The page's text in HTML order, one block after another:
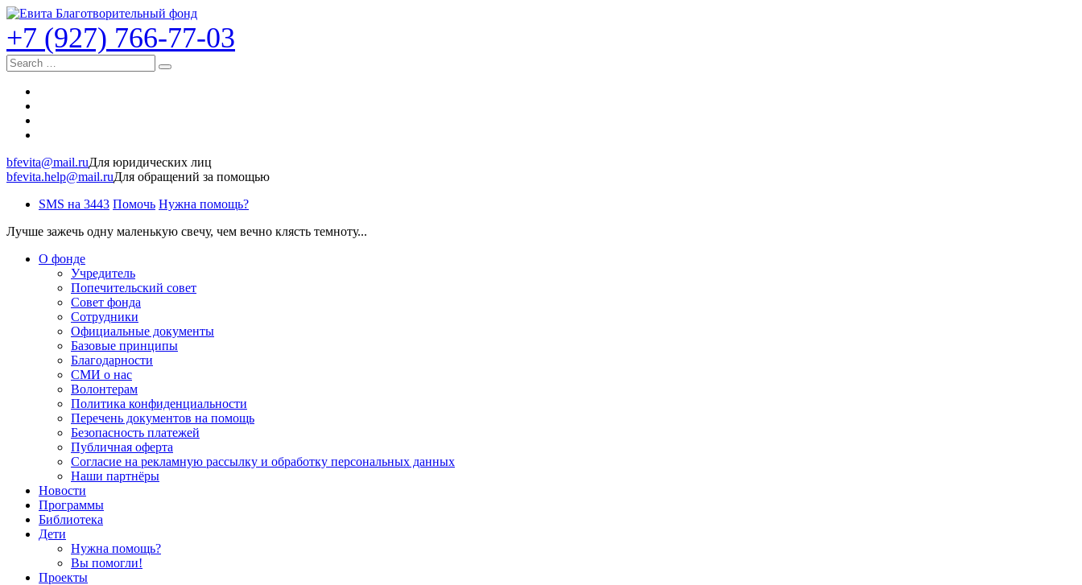
+7 (927) 766-77-03
Search
bfevita@mail.ruДля юридических лиц
bfevita.help@mail.ruДля обращений за помощью
SMS на 3443 Помочь Нужна помощь?
Лучше зажечь одну маленькую свечу, чем вечно клясть темноту...
О фонде
Учредитель
Попечительский совет
Совет фонда
Сотрудники
Официальные документы
Базовые принципы
Благодарности
СМИ о нас
Волонтерам
Политика конфиденциальности
Перечень документов на помощь
Безопасность платежей
Публичная оферта
Согласие на рекламную рассылку и обработку персональных данных
Наши партнёры
Новости
Программы
Библиотека
Дети
Нужна помощь?
Вы помогли!
Проекты